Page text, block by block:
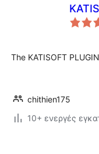
The KATISOFT
chithien175
10+ ενεργές